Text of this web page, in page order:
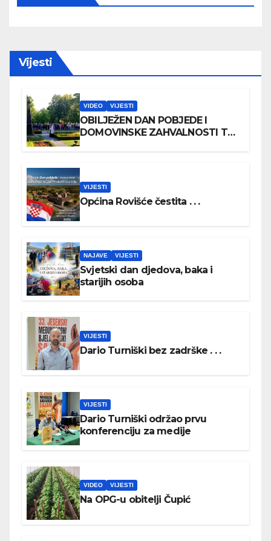
Vijesti
VIDEO VIJESTI
OBILJEŽEN DAN POBJEDE I
DOMOVINSKE ZAHVALNOSTI TE
VIJESTI
Općina Rovišće čestita . . .
NAJAVE VIJESTI
Svjetski dan djedova, baka i
starijih osoba
VIJESTI
Dario Turniški bez zadrške . . .
VIJESTI
Dario Turniški održao prvu
konferenciju za medije
VIDEO VIJESTI
Na OPG-u obitelji Čupić